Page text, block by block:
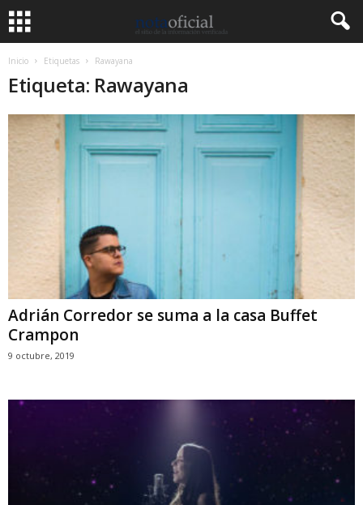
Inicio Etiquetas Rawayana
Etiqueta: Rawayana
Adrián Corredor se suma a la casa Buffet
Crampon
9 octubre, 2019